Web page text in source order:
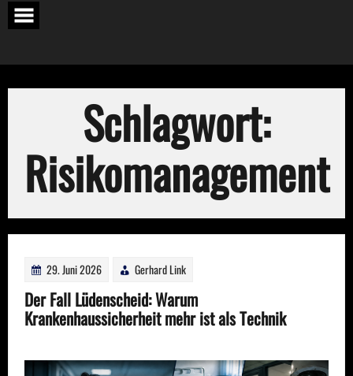
Schlagwort:
Risikomanagement
29. Juni 2026 Gerhard Link
Der Fall Lüdenscheid: Warum
Krankenhaussicherheit mehr ist als Technik